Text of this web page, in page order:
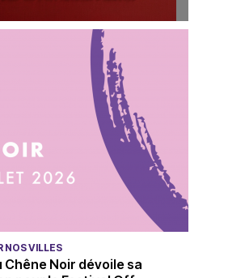
NOS VILLES
Chêne Noir dévoile sa